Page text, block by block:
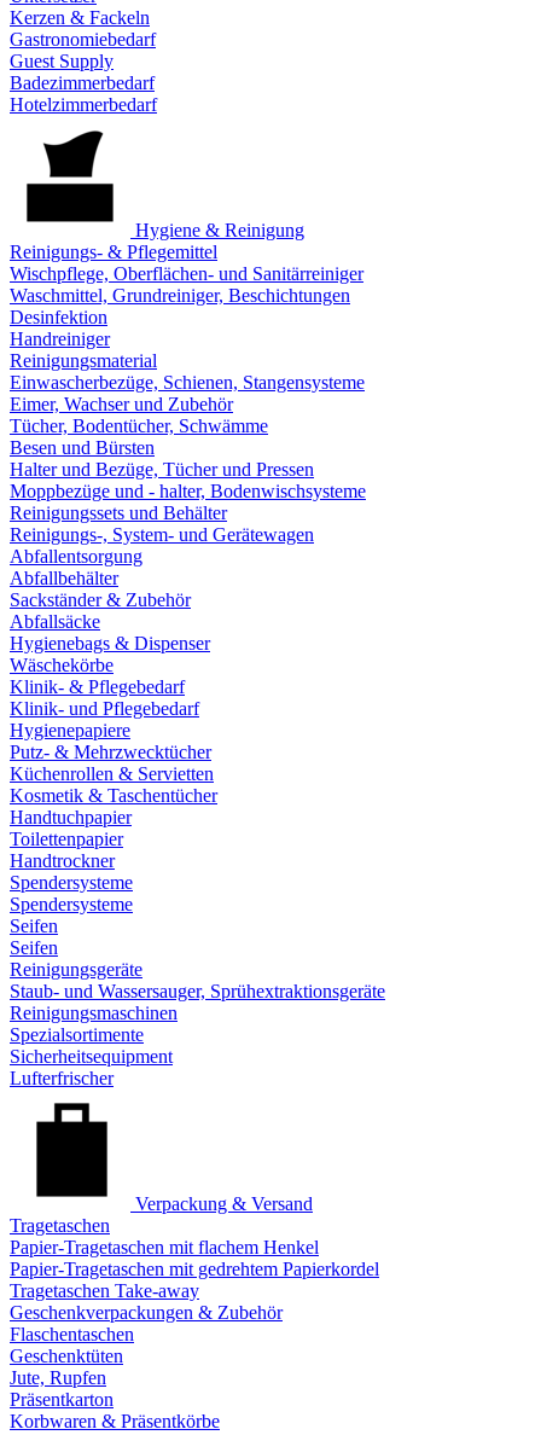
Kerzen & Fackeln
Gastronomiebedarf
Guest Supply
Badezimmerbedarf
Hotelzimmerbedarf
Hygiene & Reinigung
Reinigungs- & Pflegemittel
Wischpflege, Oberflächen- und Sanitärreiniger
Waschmittel, Grundreiniger, Beschichtungen
Desinfektion
Handreiniger
Reinigungsmaterial
Einwascherbezüge, Schienen, Stangensysteme
Eimer, Wachser und Zubehör
Tücher, Bodentücher, Schwämme
Besen und Bürsten
Halter und Bezüge, Tücher und Pressen
Moppbezüge und - halter, Bodenwischsysteme
Reinigungssets und Behälter
Reinigungs-, System- und Gerätewagen
Abfallentsorgung
Abfallbehälter
Sackständer & Zubehör
Abfallsäcke
Hygienebags & Dispenser
Wäschekörbe
Klinik- & Pflegebedarf
Klinik- und Pflegebedarf
Hygienepapiere
Putz- & Mehrzwecktücher
Küchenrollen & Servietten
Kosmetik & Taschentücher
Handtuchpapier
Toilettenpapier
Handtrockner
Spendersysteme
Spendersysteme
Seifen
Seifen
Reinigungsgeräte
Staub- und Wassersauger, Sprühextraktionsgeräte
Reinigungsmaschinen
Spezialsortimente
Sicherheitsequipment
Lufterfrischer
Verpackung & Versand
Tragetaschen
Papier-Tragetaschen mit flachem Henkel
Papier-Tragetaschen mit gedrehtem Papierkordel
Tragetaschen Take-away
Geschenkverpackungen & Zubehör
Flaschentaschen
Geschenktüten
Jute, Rupfen
Präsentkarton
Korbwaren & Präsentkörbe